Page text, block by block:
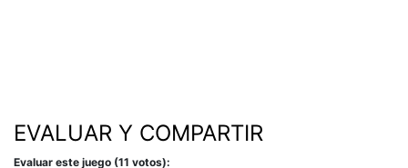
EVALUAR Y COMPARTIR
Evaluar este juego (11 votos):